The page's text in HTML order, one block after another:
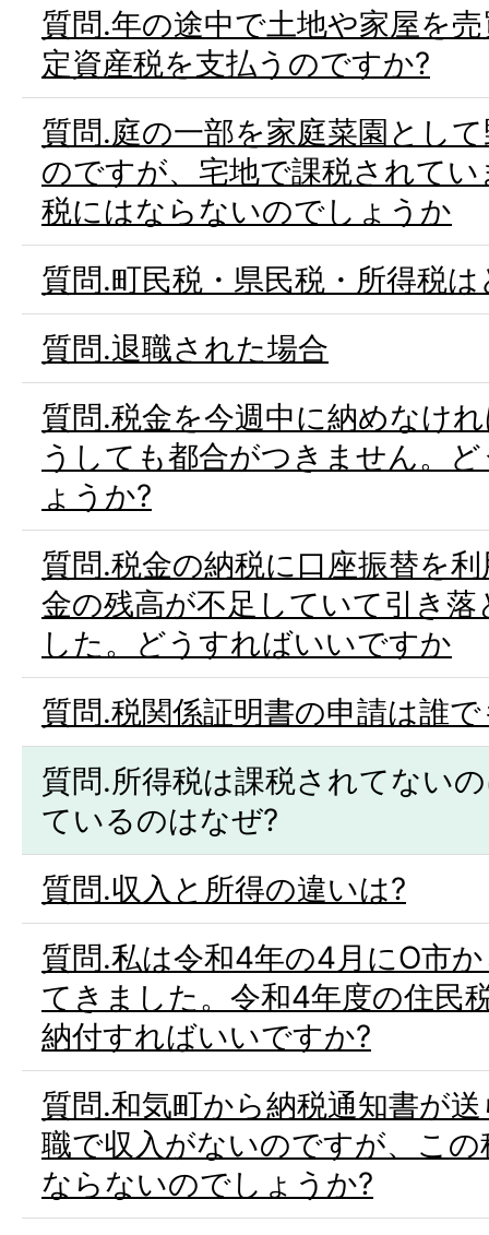
質問.年の途中で土地や家屋を
定資産税を支払うのですか?
質問.庭の一部を家庭菜園とし
のですが、宅地で課税されて
税にはならないのでしょうか
質問.町民税・県民税・所得税
質問.退職された場合
質問.税金を今週中に納めなけ
うしても都合がつきません。
ょうか?
質問.税金の納税に口座振替を
金の残高が不足していて引き
した。どうすればいいですか
質問.税関係証明書の申請は誰
質問.所得税は課税されてない
ているのはなぜ?
質問.収入と所得の違いは?
質問.私は令和4年の4月にO市
てきました。令和4年度の住民
納付すればいいですか?
質問.和気町から納税通知書が
職で収入がないのですが、こ
ならないのでしょうか?